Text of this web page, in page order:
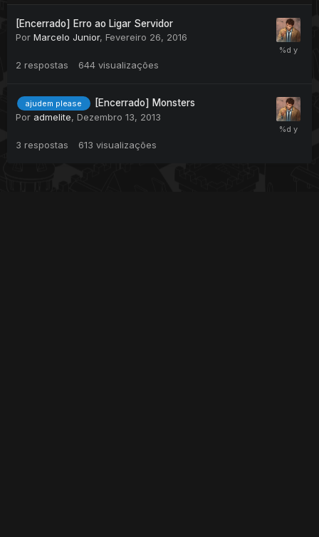
[Encerrado] Erro ao Ligar Servidor
Por Marcelo Junior, Fevereiro 26, 2016
2 respostas 644 visualizações
ajudem please
[Encerrado] Monsters
Por admelite, Dezembro 13, 2013
3 respostas 613 visualizações